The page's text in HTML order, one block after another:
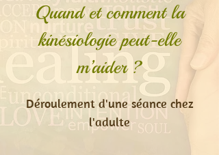
Quand et comment la
kinésiologie peut-elle
m’aider ?
Déroulement d'une séance chez
l'adulte